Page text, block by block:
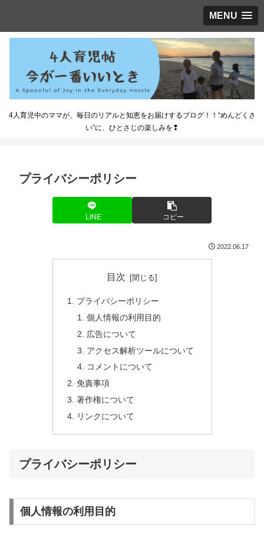
MENU
4人育児中のママが、毎日のリアルと知恵をお届けするブログ！！“めんどくさ
い”に、ひとさじの楽しみを❢
プライバシーポリシー
LINE コピー
2022.06.17
目次
プライバシーポリシー
個人情報の利用目的
広告について
アクセス解析ツールについて
コメントについて
免責事項
著作権について
リンクについて
プライバシーポリシー
個人情報の利用目的